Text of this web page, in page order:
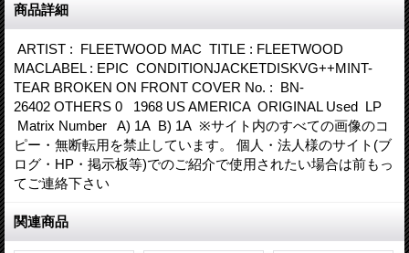
商品詳細
ARTIST : FLEETWOOD MAC TITLE : FLEETWOOD
MACLABEL : EPIC CONDITIONJACKETDISKVG++MINT-
TEAR BROKEN ON FRONT COVER No. : BN-
26402 OTHERS 0 1968 US AMERICA ORIGINAL Used LP
Matrix Number A) 1A B) 1A ※サイト内のすべての画像のコ
ピー・無断転用を禁止しています。 個人・法人様のサイト(ブ
ログ・HP・掲示板等)でのご紹介で使用されたい場合は前もっ
てご連絡下さい
関連商品